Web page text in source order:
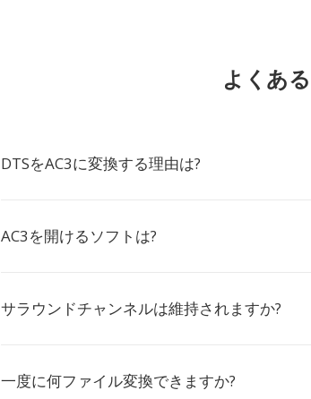
よくあ
DTSをAC3に変換する理由は?
AC3を開けるソフトは?
サラウンドチャンネルは維持されますか?
一度に何ファイル変換できますか?